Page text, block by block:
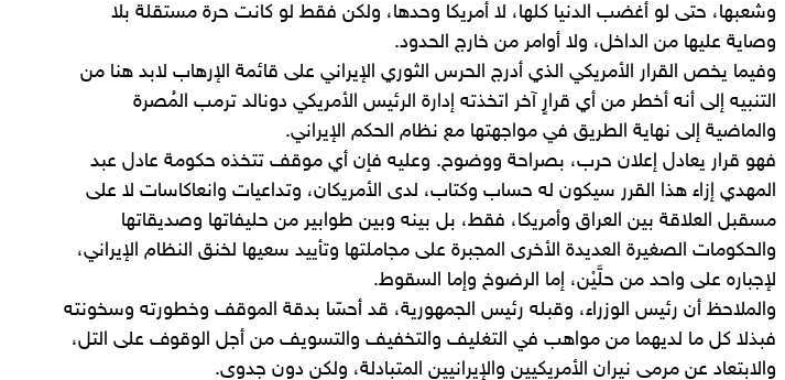
وشعبها، حتى لو أغضب الدنيا كلها، لا أمريكا وحدها، ولكن فقط لو كانت حرة مستقلة بلا
وصاية عليها من الداخل، ولا أوامر من خارج الحدود.
وفيما يخص القرار الأمريكي الذي أدرج الحرس الثوري الإيراني على قائمة الإرهاب لابد هنا من
التنبيه إلى أنه أخطر من أي قرارٍ آخر اتخذته إدارة الرئيس الأمريكي دونالد ترمب المُصرة
والماضية إلى نهاية الطريق في مواجهتها مع نظام الحكم الإيراني.
فهو قرار يعادل إعلان حرب، بصراحة ووضوح. وعليه فإن أي موقف تتخذه حكومة عادل عبد
المهدي إزاء هذا القرر سيكون له حساب وكتاب، لدى الأمريكان، وتداعيات وانعاكاسات لا على
مسقبل العلاقة بين العراق وأمريكا، فقط، بل بينه وبين طوابير من حليفاتها وصديقاتها
والحكومات الصغيرة العديدة الأخرى المجبرة على مجاملتها وتأييد سعيها لخنق النظام الإيراني،
لإجباره على واحد من حلَّيْن، إما الرضوخ وإما السقوط.
والملاحظ أن رئيس الوزراء، وقبله رئيس الجمهورية، قد أحسّا بدقة الموقف وخطورته وسخونته
فبذلا كل ما لديهما من مواهب في التغليف والتخفيف والتسويف من أجل الوقوف على التل،
والابتعاد عن مرمى نيران الأمريكيين والإيرانيين المتبادلة، ولكن دون جدوى.